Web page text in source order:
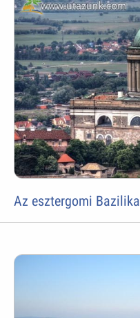
Az esztergomi Bazilika